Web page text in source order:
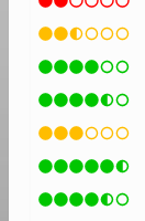
e
[
2
0
1
6
]